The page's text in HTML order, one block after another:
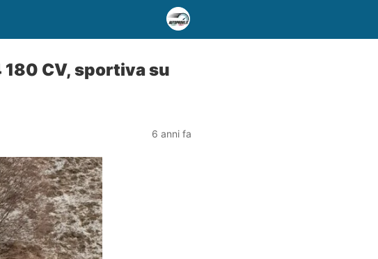
180 CV, sportiva su
6 anni fa